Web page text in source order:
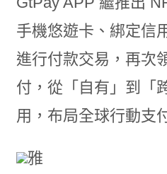
手機悠遊卡、綁定信
進行付款交易，再次
付，從「自有」到「
用，布局全球行動支
雅